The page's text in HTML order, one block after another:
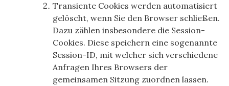
Transiente Cookies werden automatisiert
gelöscht, wenn Sie den Browser schließen.
Dazu zählen insbesondere die Session-
Cookies. Diese speichern eine sogenannte
Session-ID, mit welcher sich verschiedene
Anfragen Ihres Browsers der
gemeinsamen Sitzung zuordnen lassen.